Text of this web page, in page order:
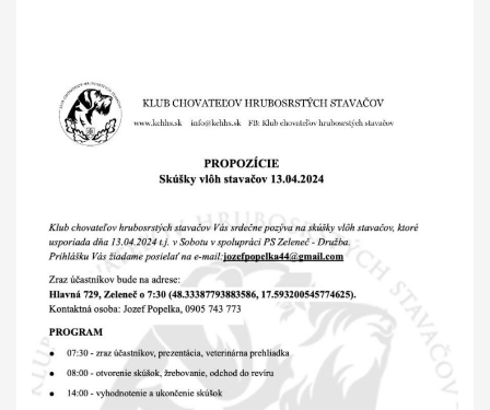
CHOVNÉ SUKY
CHOVATEĽSKÉ STANICE
OČAKÁVANÉ VRHY NDS V ROKU 2026
PUDELPOINTER
ŠTANDARD
PODMIENKY CHOVNOSTI
CHOVNÉ PSY
CHOVNÉ SUKY